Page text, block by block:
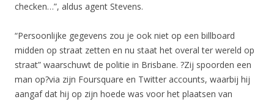
checken…”, aldus agent Stevens.
“Persoonlijke gegevens zou je ook niet op een billboard
midden op straat zetten en nu staat het overal ter wereld op
straat” waarschuwt de politie in Brisbane. ?Zij spoorden een
man op?via zijn Foursquare en Twitter accounts, waarbij hij
aangaf dat hij op zijn hoede was voor het plaatsen van